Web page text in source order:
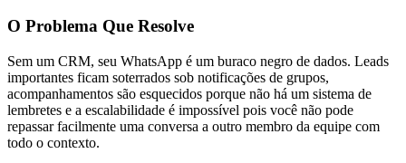
O Problema Que Resolve
Sem um CRM, seu WhatsApp é um buraco negro de dados. Leads
importantes ficam soterrados sob notificações de grupos,
acompanhamentos são esquecidos porque não há um sistema de
lembretes e a escalabilidade é impossível pois você não pode
repassar facilmente uma conversa a outro membro da equipe com
todo o contexto.